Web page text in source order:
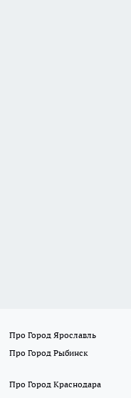
Про Город Ярославль
Про Город Рыбинск
Про Город Краснодара